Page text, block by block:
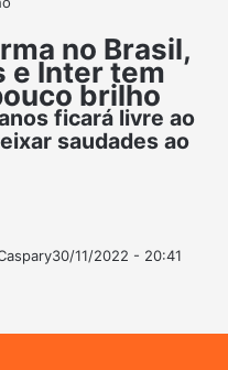
no Brasil,
e Inter tem
brilho
ficará livre ao
saudades ao
Follow
Mande
30/11/2022 - 20:41